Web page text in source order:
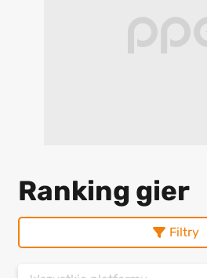
Ranking gier
Filtry